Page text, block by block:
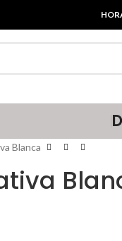
Blanca